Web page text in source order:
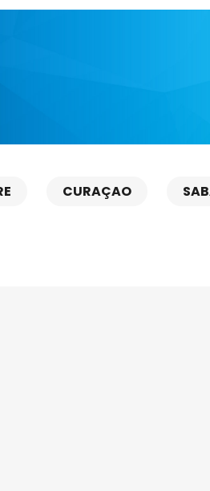
CURAÇAO